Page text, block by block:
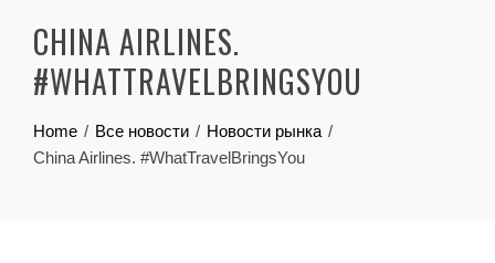
CHINA AIRLINES.
#WHATTRAVELBRINGSYOU
Home Все новости
Новости рынка
China Airlines. #WhatTravelBringsYou